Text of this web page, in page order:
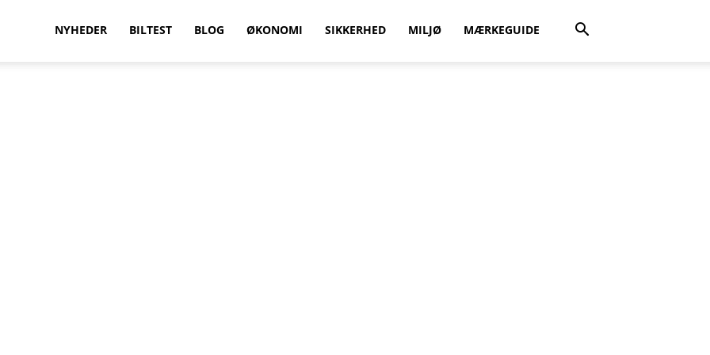
NYHEDER BILTEST BLOG ØKONOMI SIKKERHED MILJØ MÆRKEGUIDE